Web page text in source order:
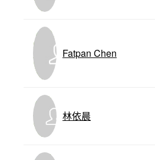
Fatpan Chen
林依晨